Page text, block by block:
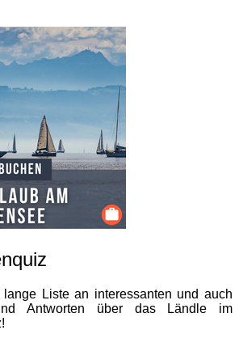
Liste an interessanten und auch
Antworten über das Ländle im